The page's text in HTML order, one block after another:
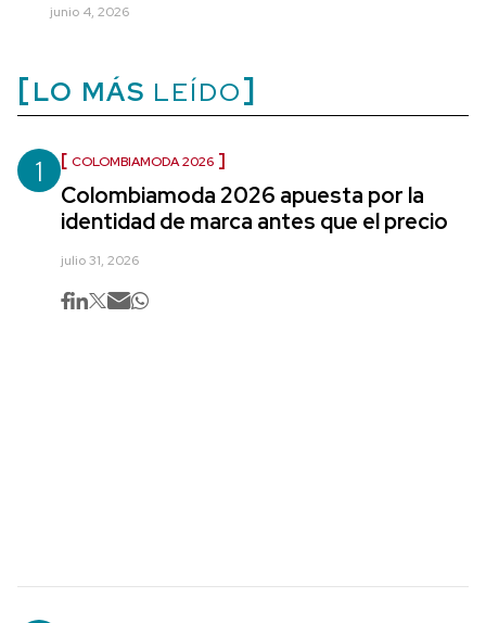
junio 4, 2026
LO MÁS LEÍDO
1 COLOMBIAMODA 2026
Colombiamoda 2026 apuesta por la
identidad de marca antes que el precio
julio 31, 2026